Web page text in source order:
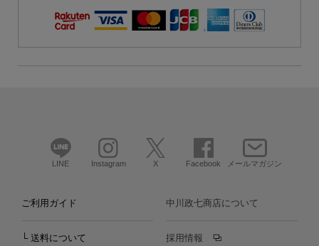
LINE Instagram X Facebook メールマガジン
ご利用ガイド
└ 送料について
中川政七商店について
採用情報